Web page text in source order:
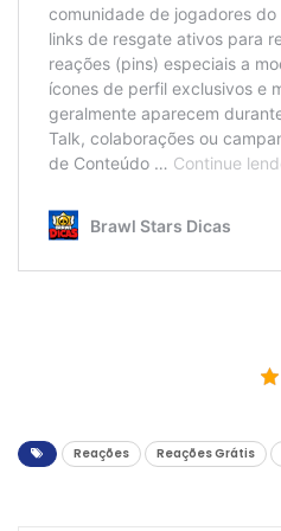
Reações Reações Grátis